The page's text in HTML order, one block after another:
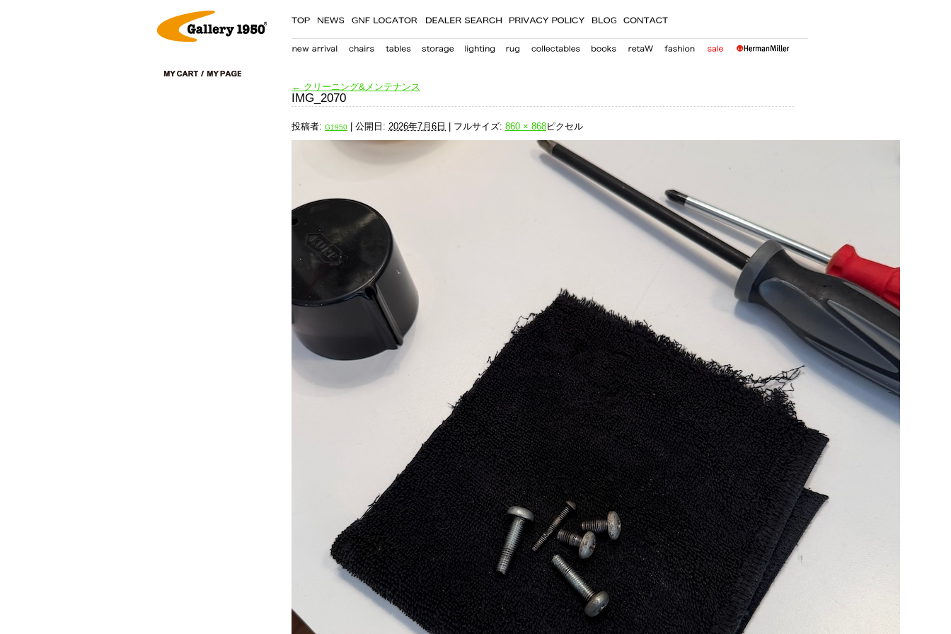
← クリーニング&メンテナンス
IMG_2070
投稿者: G1950 公開日: 2026年7月6日 フルサイズ: 860 × 868ピクセル